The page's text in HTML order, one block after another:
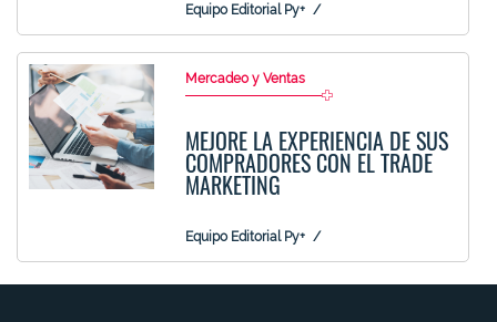
Equipo Editorial Py+
Mercadeo y Ventas
MEJORE LA EXPERIENCIA DE SUS
COMPRADORES CON EL TRADE
MARKETING
Equipo Editorial Py+